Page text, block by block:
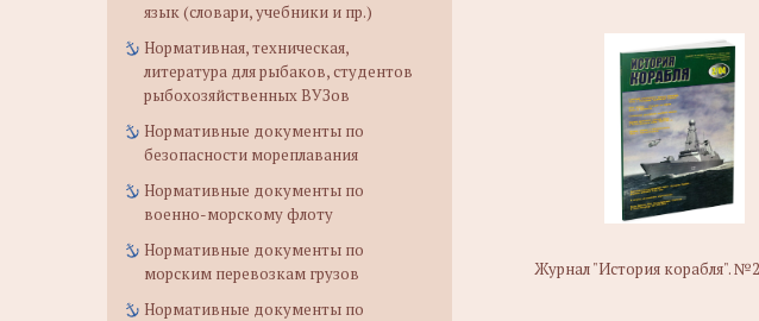
язык (словари, учебники и пр.)
Нормативная, техническая,
литература для рыбаков, студентов
рыбохозяйственных ВУЗов
Нормативные документы по
безопасности мореплавания
Нормативные документы по
военно-морскому флоту
Нормативные документы по
морским перевозкам грузов
Нормативные документы по
Журнал "История корабля".